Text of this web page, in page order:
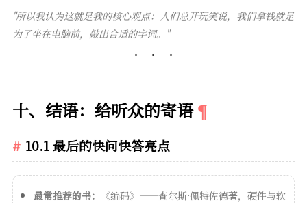
"所以我认为这就是我的核心观点：人们总开玩笑说，我们拿钱就是
为了坐在电脑前，敲出合适的字词。"
十、结语：给听众的寄语
10.1 最后的快问快答亮点
最常推荐的书：
《编码》——查尔斯·佩特佐德著，硬件与软